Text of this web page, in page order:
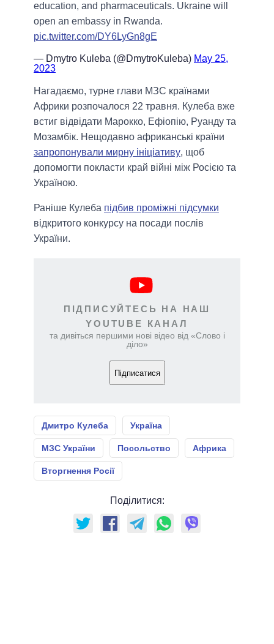
education, and pharmaceuticals. Ukraine will
open an embassy in Rwanda.
pic.twitter.com/DY6LyGn8gE
— Dmytro Kuleba (@DmytroKuleba) May 25,
2023
Нагадаємо, турне глави МЗС країнами
Африки розпочалося 22 травня. Кулеба вже
встиг відвідати Марокко, Ефіопію, Руанду та
Мозамбік. Нещодавно африканські країни
запропонували мирну ініціативу, щоб
допомогти покласти край війні між Росією та
Україною.
Раніше Кулеба підбив проміжні підсумки
відкритого конкурсу на посади послів
України.
ПІДПИСУЙТЕСЬ НА НАШ
YOUTUBE КАНАЛ
та дивіться першими нові відео від «Слово і
діло»
Підписатися
Дмитро Кулеба Україна
МЗС України Посольство Африка
Вторгнення Росії
Поділитися: